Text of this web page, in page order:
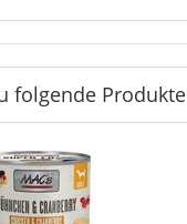
folgende Produkte